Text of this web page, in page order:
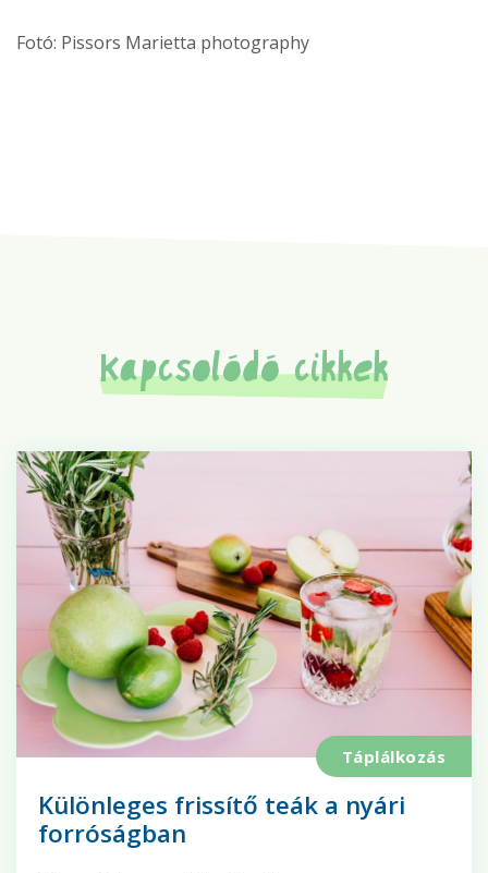
Fotó: Pissors Marietta photography
Kapcsolódó cikkek
Táplálkozás
Különleges frissítő teák a nyári
forróságban